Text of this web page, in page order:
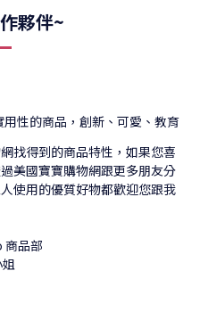
夥伴~
性的商品，創新、可愛、教育
找得到的商品特性，如果您喜
美國寶寶購物網跟更多朋友分
使用的優質好物都歡迎您跟我
商品部